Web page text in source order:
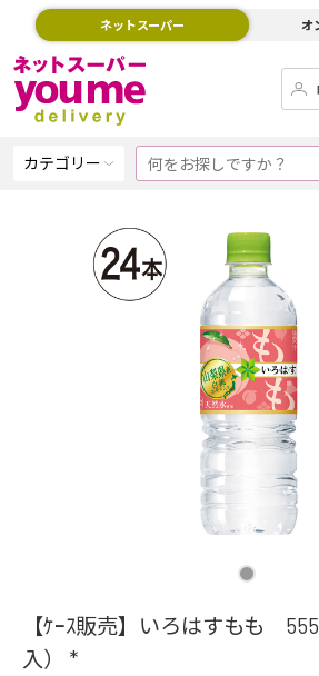
ネットスーパー オ
カテゴリー
【ｹｰｽ販売】いろはすもも
入） *